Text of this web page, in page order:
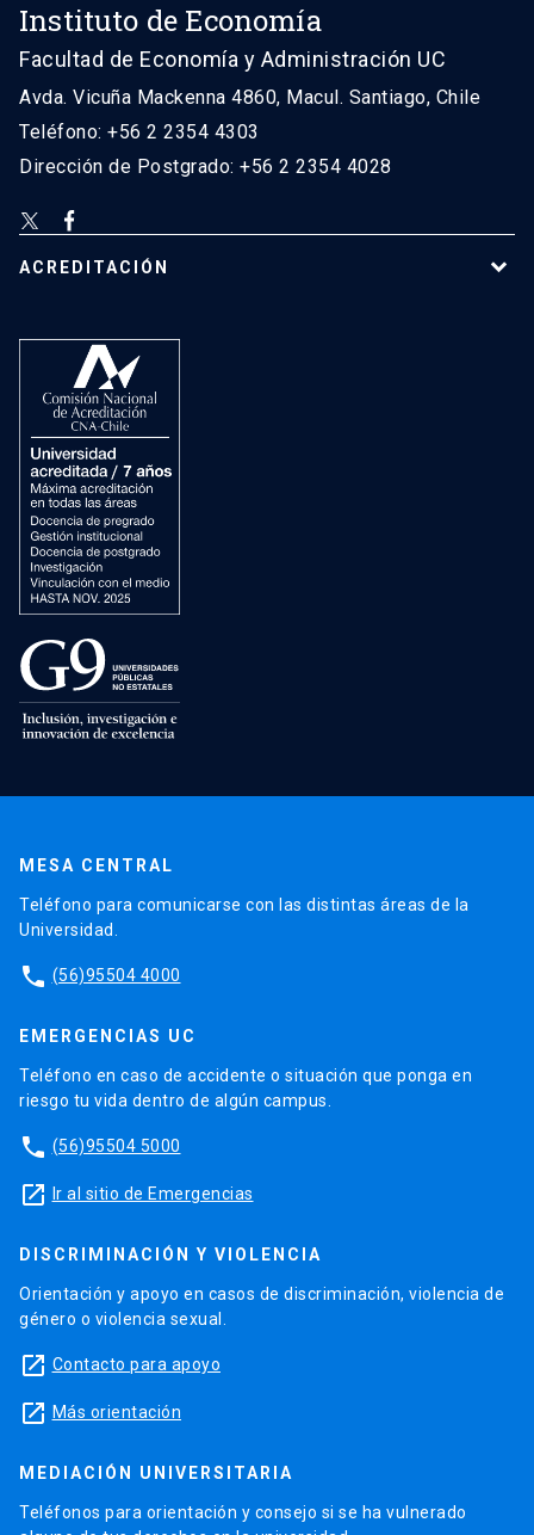
Instituto de Economía
Facultad de Economía y Administración UC
Avda. Vicuña Mackenna 4860, Macul. Santiago, Chile
Teléfono: +56 2 2354 4303
Dirección de Postgrado: +56 2 2354 4028
ACREDITACIÓN
MESA CENTRAL
Teléfono para comunicarse con las distintas áreas de la
Universidad.
phone (56)95504 4000
EMERGENCIAS UC
Teléfono en caso de accidente o situación que ponga en
riesgo tu vida dentro de algún campus.
phone (56)95504 5000
launch Ir al sitio de Emergencias
DISCRIMINACIÓN Y VIOLENCIA
Orientación y apoyo en casos de discriminación, violencia de
género o violencia sexual.
launch Contacto para apoyo
launch Más orientación
MEDIACIÓN UNIVERSITARIA
Teléfonos para orientación y consejo si se ha vulnerado